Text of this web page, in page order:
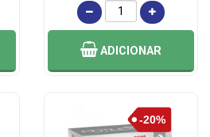
ADICIONAR